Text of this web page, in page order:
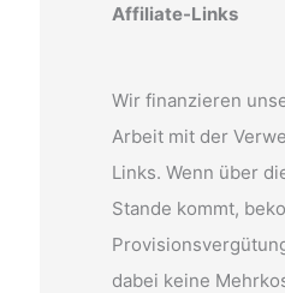
Affiliate-Links
Wir finanzieren
Arbeit mit der
Links. Wenn über
Stande kommt,
dabei keine